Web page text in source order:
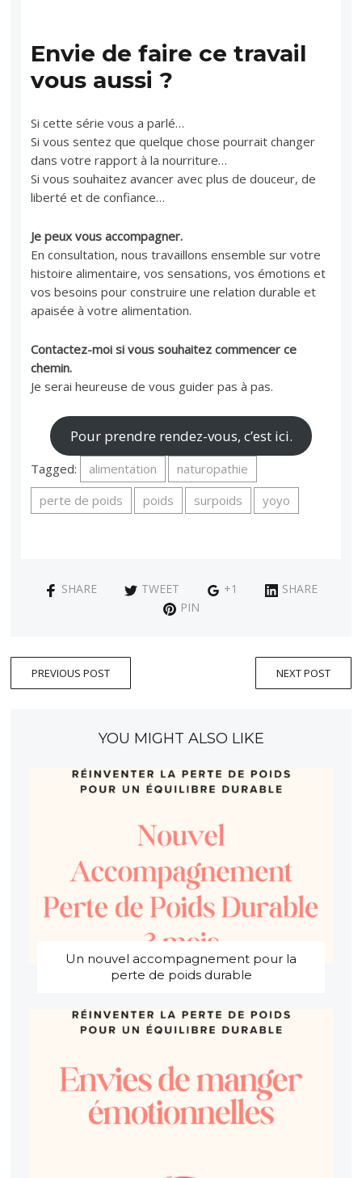
Envie de faire ce travail
vous aussi ?
Si cette série vous a parlé…
Si vous sentez que quelque chose pourrait changer
dans votre rapport à la nourriture…
Si vous souhaitez avancer avec plus de douceur, de
liberté et de confiance…
Je peux vous accompagner.
En consultation, nous travaillons ensemble sur votre
histoire alimentaire, vos sensations, vos émotions et
vos besoins pour construire une relation durable et
apaisée à votre alimentation.
Contactez-moi si vous souhaitez commencer ce
chemin.
Je serai heureuse de vous guider pas à pas.
Pour prendre rendez-vous, c’est ici.
Tagged: alimentation
naturopathie
perte de poids
poids surpoids yoyo
SHARE TWEET +1
SHARE
PIN
PREVIOUS POST NEXT POST
YOU MIGHT ALSO LIKE
Un nouvel accompagnement pour la
perte de poids durable